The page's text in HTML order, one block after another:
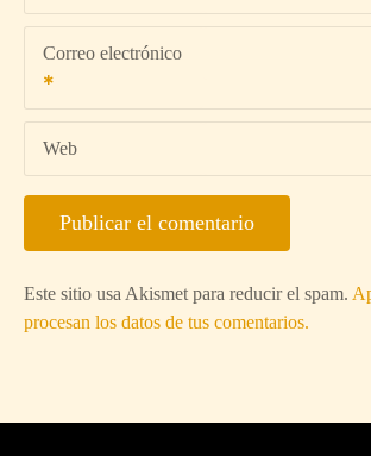
Correo electrónico
Web
Este sitio usa Akismet para reducir el spam.
procesan los datos de tus comentarios.